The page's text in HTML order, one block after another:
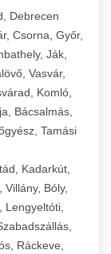
Debrecen
Csorna, Győr,
Ják,
Vasvár,
Komló,
Bácsalmás,
Tamási
Kadarkút,
Bóly,
Lengyeltóti,
Ráckeve,